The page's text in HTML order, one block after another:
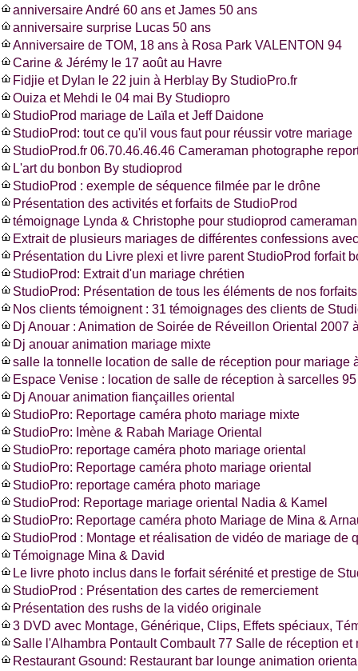
anniversaire André 60 ans et James 50 ans
anniversaire surprise Lucas 50 ans
Anniversaire de TOM, 18 ans à Rosa Park VALENTON 94
Carine & Jérémy le 17 août au Havre
Fidjie et Dylan le 22 juin à Herblay By StudioPro.fr
Ouiza et Mehdi le 04 mai By Studiopro
StudioProd mariage de Laïla et Jeff Daidone
StudioProd: tout ce qu'il vous faut pour réussir votre mariage
StudioProd.fr 06.70.46.46.46 Cameraman photographe
L'art du bonbon By studioprod
StudioProd : exemple de séquence filmée par le drône
Présentation des activités et forfaits de StudioProd
témoignage Lynda & Christophe pour studioprod
Extrait de plusieurs mariages de différentes confessions
Présentation du Livre plexi et livre parent StudioProd forfait
StudioProd: Extrait d'un mariage chrétien
StudioProd: Présentation de tous les éléments de nos forfaits
Nos clients témoignent : 31 témoignages des clients de
Dj Anouar : Animation de Soirée de Réveillon Oriental 2007
Dj anouar animation mariage mixte
salle la tonnelle location de salle de réception pour mariage
Espace Venise : location de salle de réception à sarcelles
Dj Anouar animation fiançailles oriental
StudioPro: Reportage caméra photo mariage mixte
StudioPro: Imène & Rabah Mariage Oriental
StudioPro: reportage caméra photo mariage oriental
StudioPro: Reportage caméra photo mariage oriental
StudioPro: reportage caméra photo mariage
StudioProd: Reportage mariage oriental Nadia & Kamel
StudioPro: Reportage caméra photo Mariage de Mina &
StudioProd : Montage et réalisation de vidéo de mariage de
Témoignage Mina & David
Le livre photo inclus dans le forfait sérénité et prestige de
StudioProd : Présentation des cartes de remerciement
Présentation des rushs de la vidéo originale
3 DVD avec Montage, Générique, Clips, Effets spéciaux,
Salle l'Alhambra Pontault Combault 77 Salle de réception et
Restaurant Gsound: Restaurant bar lounge animation